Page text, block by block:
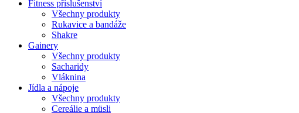
Fitness příslušenství
Všechny produkty
Rukavice a bandáže
Shakre
Gainery
Všechny produkty
Sacharidy
Vláknina
Jídla a nápoje
Všechny produkty
Cereálie a müsli